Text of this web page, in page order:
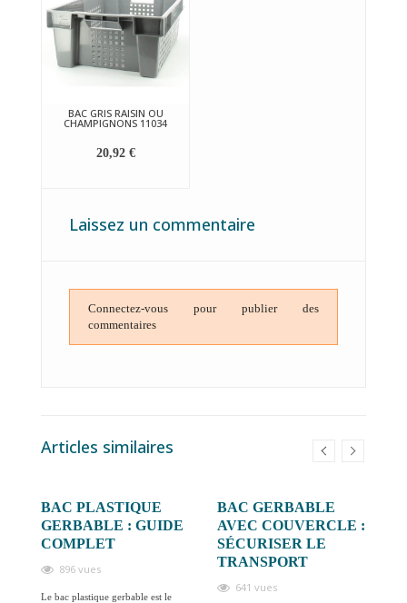
BAC GRIS RAISIN OU
CHAMPIGNONS 11034
20,92 €
Laissez un commentaire
Connectez-vous pour publier des
commentaires
Articles similaires
BAC PLASTIQUE
GERBABLE : GUIDE
COMPLET
896 vues
Le bac plastique gerbable est le
BAC GERBABLE
AVEC COUVERCLE :
SÉCURISER LE
TRANSPORT
641 vues